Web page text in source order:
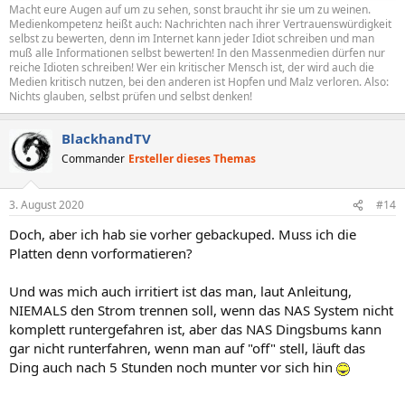
Macht eure Augen auf um zu sehen, sonst braucht ihr sie um zu weinen.
Medienkompetenz heißt auch: Nachrichten nach ihrer Vertrauenswürdigkeit
selbst zu bewerten, denn im Internet kann jeder Idiot schreiben und man
muß alle Informationen selbst bewerten! In den Massenmedien dürfen nur
reiche Idioten schreiben! Wer ein kritischer Mensch ist, der wird auch die
Medien kritisch nutzen, bei den anderen ist Hopfen und Malz verloren. Also:
Nichts glauben, selbst prüfen und selbst denken!
BlackhandTV
Commander Ersteller dieses Themas
3. August 2020 #14
Doch, aber ich hab sie vorher gebackuped. Muss ich die
Platten denn vorformatieren?
Und was mich auch irritiert ist das man, laut Anleitung,
NIEMALS den Strom trennen soll, wenn das NAS System nicht
komplett runtergefahren ist, aber das NAS Dingsbums kann
gar nicht runterfahren, wenn man auf "off" stell, läuft das
Ding auch nach 5 Stunden noch munter vor sich hin